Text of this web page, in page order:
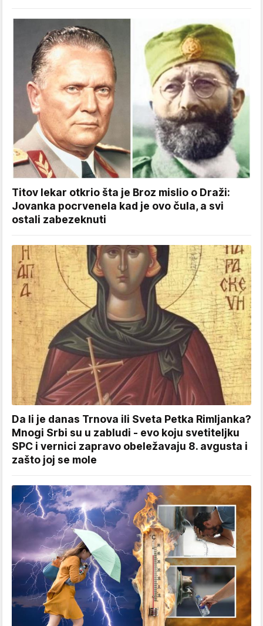
Titov lekar otkrio šta je Broz mislio o Draži:
Jovanka pocrvenela kad je ovo čula, a svi
ostali zabezeknuti
Da li je danas Trnova ili Sveta Petka Rimljanka?
Mnogi Srbi su u zabludi - evo koju svetiteljku
SPC i vernici zapravo obeležavaju 8. avgusta i
zašto joj se mole